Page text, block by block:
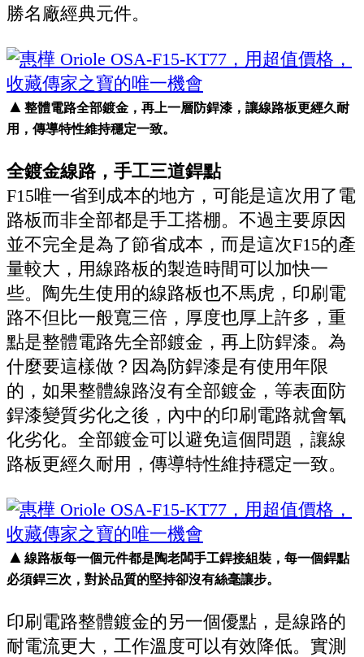
勝名廠經典元件。
▲ 整體電路全部鍍金，再上一層防銲漆，讓線路板更經久耐
用，傳導特性維持穩定一致。
全鍍金線路，手工三道銲點
F15唯一省到成本的地方，可能是這次用了電
路板而非全部都是手工搭棚。不過主要原因
並不完全是為了節省成本，而是這次F15的產
量較大，用線路板的製造時間可以加快一
些。陶先生使用的線路板也不馬虎，印刷電
路不但比一般寬三倍，厚度也厚上許多，重
點是整體電路先全部鍍金，再上防銲漆。為
什麼要這樣做？因為防銲漆是有使用年限
的，如果整體線路沒有全部鍍金，等表面防
銲漆變質劣化之後，內中的印刷電路就會氧
化劣化。全部鍍金可以避免這個問題，讓線
路板更經久耐用，傳導特性維持穩定一致。
▲ 線路板每一個元件都是陶老闆手工銲接組裝，每一個銲點
必須銲三次，對於品質的堅持卻沒有絲毫讓步。
印刷電路整體鍍金的另一個優點，是線路的
耐電流更大，工作溫度可以有效降低。實測